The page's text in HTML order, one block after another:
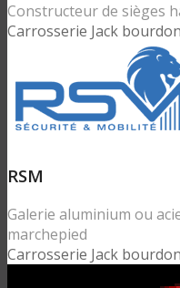
Constructeur de sièges
Carrosserie Jack
RSM
Galerie aluminium ou
marchepied
Carrosserie Jack